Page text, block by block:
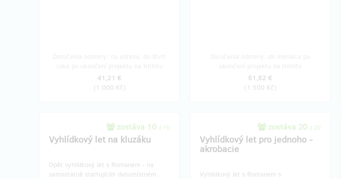
41,21 €
(1 000 Kč)
61,82 €
(1 500 Kč)
zostáva 10 z 10
Vyhlídkový let na kluzáku
Opět vyhlídkový let s Romanem - na
samostatně startujícím dvoumístném
zostáva 20 z 20
Vyhlídkový let pro jednoho -
akrobacie
Vyhlídkový let s Romanem s